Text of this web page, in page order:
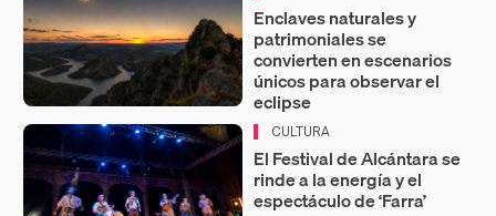
Enclaves naturales y
patrimoniales se
convierten en escenarios
únicos para observar el
eclipse
CULTURA
El Festival de Alcántara se
rinde a la energía y el
espectáculo de ‘Farra’